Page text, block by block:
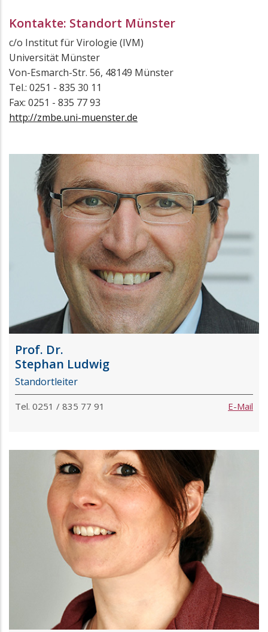
Kontakte: Standort Münster
c/o Institut für Virologie (IVM)
Universität Münster
Von-Esmarch-Str. 56, 48149 Münster
Tel.: 0251 - 835 30 11
Fax: 0251 - 835 77 93
http://zmbe.uni-muenster.de
Prof. Dr.
Stephan Ludwig
Standortleiter
Tel. 0251 / 835 77 91 E-Mail